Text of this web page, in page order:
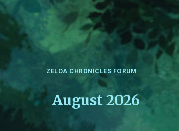
ZELDA CHRONICLES FORUM
August 2026